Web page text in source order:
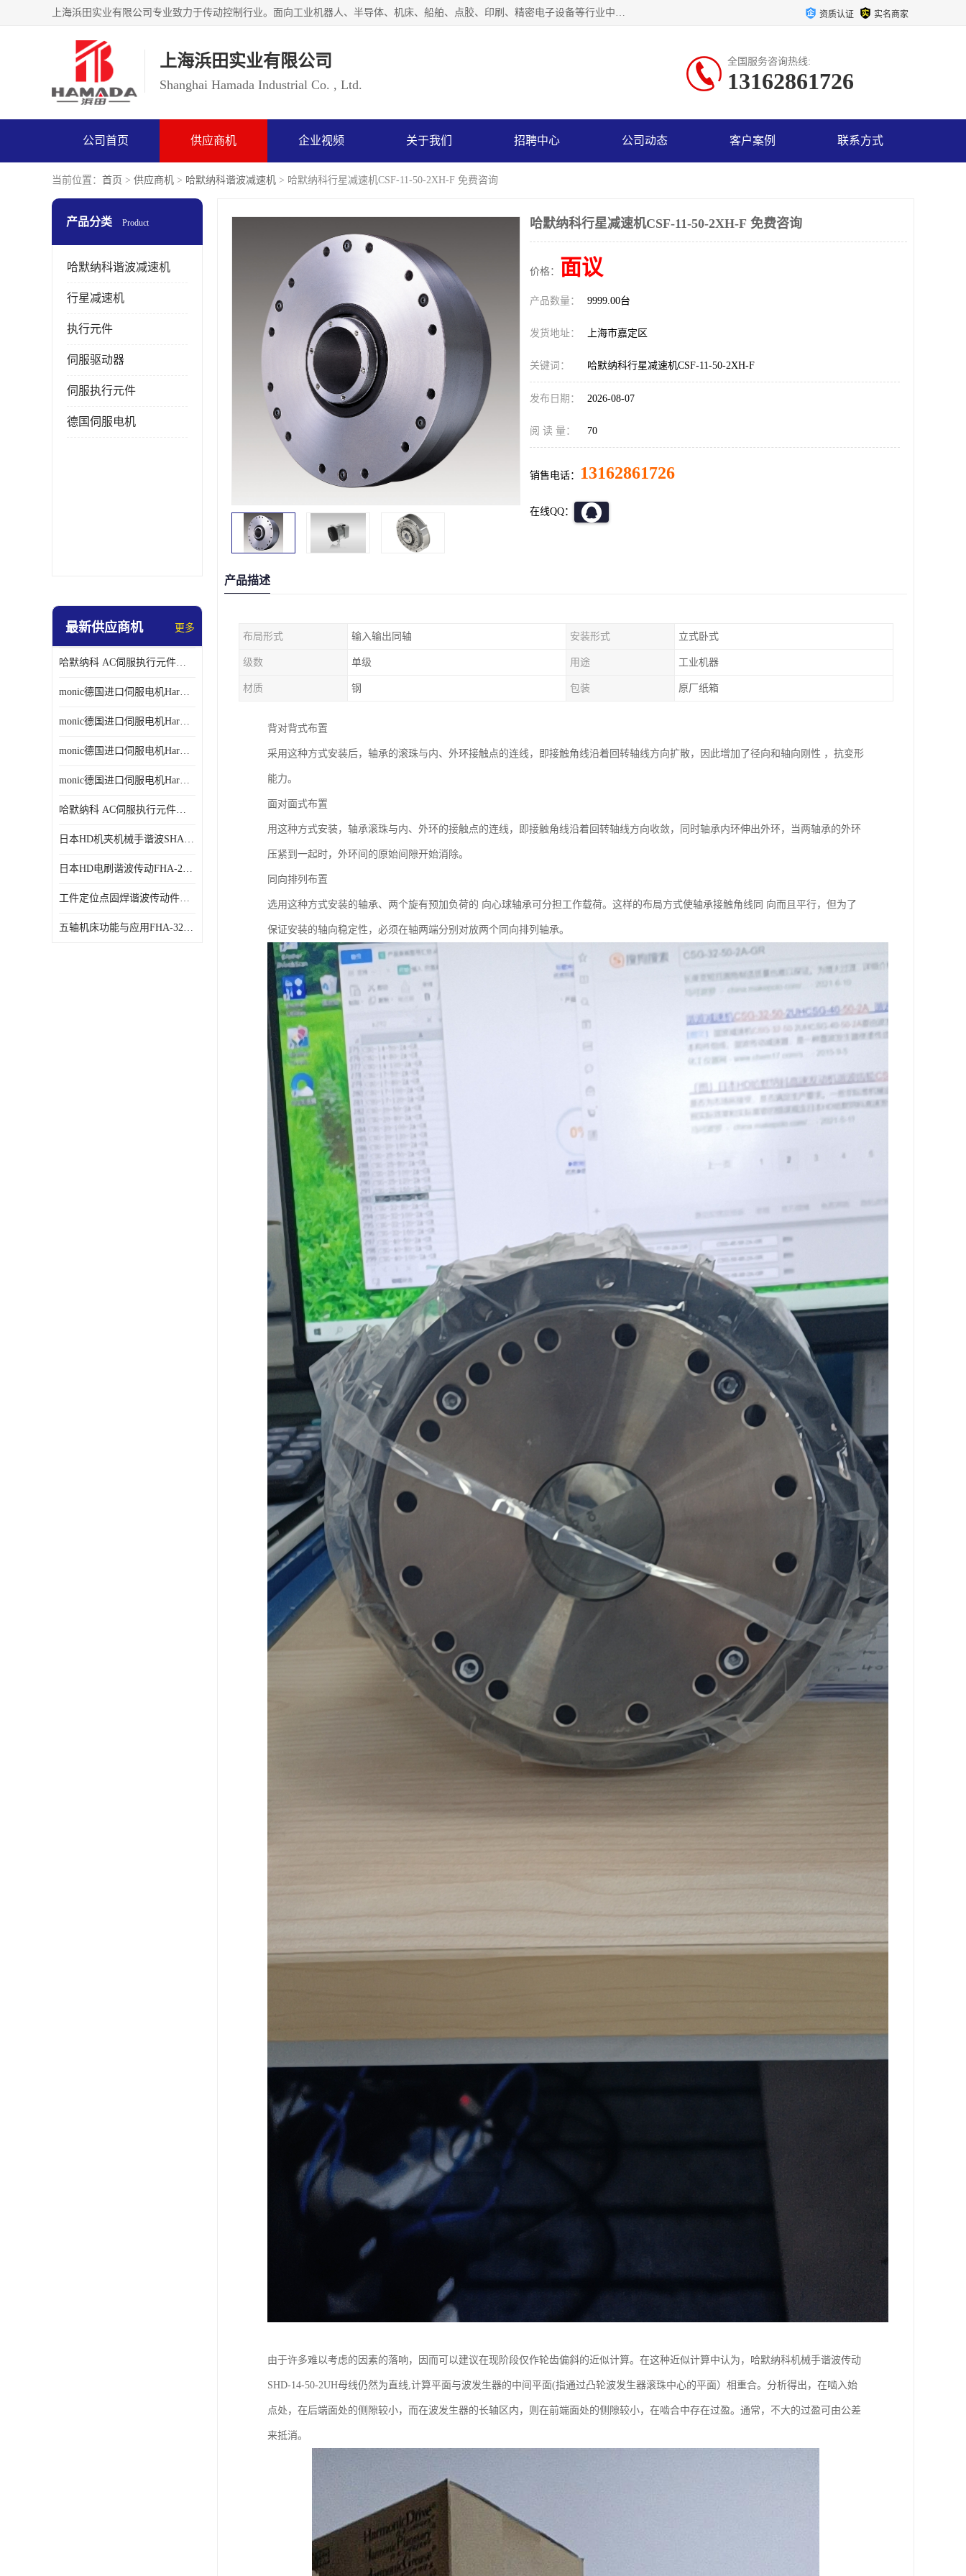
上海浜田实业有限公司专业致力于传动控制行业。面向工业机器人、半导体、机床、船舶、点胶、印刷、精密电子设备等行业中的运动控制技术。为日本哈默纳科（HarmonicDrive简称HD）中国地区定代理商，其生产的HarmonicDrive谐波减速机，具有轻量、小型、传动效率高、减速范围广、精度高等特点，被广泛应用于各种传动系统中。完善的技术，完善的售后，让您的选择无后顾之忧，欢迎您的来电洽谈！ 资质认证 实名商家
上海浜田实业有限公司
Shanghai Hamada Industrial Co. , Ltd.
全国服务咨询热线:
13162861726
公司首页 供应商机 企业视频 关于我们 招聘中心 公司动态 客户案例 联系方式
当前位置： 首页 > 供应商机 > 哈默纳科谐波减速机 > 哈默纳科行星减速机CSF-11-50-2XH-F 免费咨询
产品分类 Product
哈默纳科谐波减速机
行星减速机
执行元件
伺服驱动器
伺服执行元件
德国伺服电机
最新供应商机 更多
哈默纳科 AC伺服执行元件扁平型SHA系列 议价
monic德国进口伺服电机Har中国总代理单价
monic德国进口伺服电机Har中国总代理代理
monic德国进口伺服电机Har中国总代理公司
monic德国进口伺服电机Har中国总代理供应
哈默纳科 AC伺服执行元件扁平型SHA系列
日本HD机夹机械手谐波SHA32A120CG-B12B
日本HD电刷谐波传动FHA-25C-50-E250-C
工件定位点固焊谐波传动件哈默纳科CSF-45-100-2UH
五轴机床功能与应用FHA-32C-50-US250
哈默纳科行星减速机CSF-11-50-2XH-F 免费咨询
价格： 面议
产品数量： 9999.00台
发货地址： 上海市嘉定区
关键词： 哈默纳科行星减速机CSF-11-50-2XH-F
发布日期： 2026-08-07
阅 读 量： 70
销售电话： 13162861726
在线QQ：
产品描述
布局形式 输入输出同轴 安装形式 立式卧式
级数 单级 用途 工业机器
材质 钢 包装 原厂纸箱
背对背式布置
采用这种方式安装后，轴承的滚珠与内、外环接触点的连线，即接触角线沿着回转轴线方向扩散，因此增加了径向和轴向刚性 ，抗变形
能力。
面对面式布置
用这种方式安装，轴承滚珠与内、外环的接触点的连线，即接触角线沿着回转轴线方向收敛，同时轴承内环伸出外环，当两轴承的外环
压紧到一起时，外环间的原始间隙开始消除。
同向排列布置
选用这种方式安装的轴承、两个旋有预加负荷的 向心球轴承可分担工作载荷。这样的布局方式使轴承接触角线同 向而且平行，但为了
保证安装的轴向稳定性，必须在轴两端分别对放两个同向排列轴承。
由于许多难以考虑的因素的落响，因而可以建议在现阶段仅作轮齿偏斜的近似计算。在这种近似计算中认为，哈默纳科机械手谐波传动
SHD-14-50-2UH母线仍然为直线,计算平面与波发生器的中间平面(指通过凸轮波发生器滚珠中心的平面）相重合。分析得出，在啮入始
点处，在后端面处的侧隙较小，而在波发生器的长轴区内，则在前端面处的侧隙较小，在啮合中存在过盈。通常，不大的过盈可由公差
来抵消。